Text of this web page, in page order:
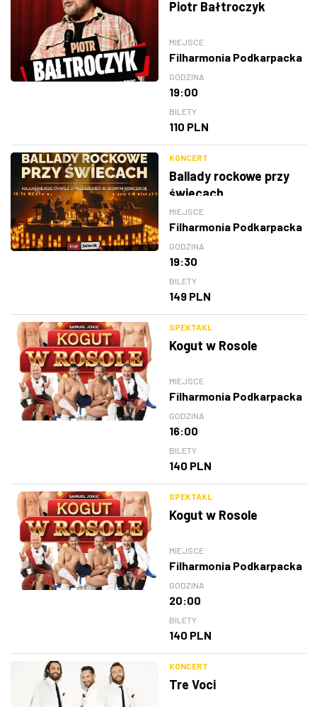
Piotr Bałtroczyk
MIEJSCE
Filharmonia Podkarpacka
GODZINA
19:00
BILETY
110 PLN
KONCERT
Ballady rockowe przy
świecach
MIEJSCE
Filharmonia Podkarpacka
GODZINA
19:30
BILETY
149 PLN
SPEKTAKL
Kogut w Rosole
MIEJSCE
Filharmonia Podkarpacka
GODZINA
16:00
BILETY
140 PLN
SPEKTAKL
Kogut w Rosole
MIEJSCE
Filharmonia Podkarpacka
GODZINA
20:00
BILETY
140 PLN
KONCERT
Tre Voci